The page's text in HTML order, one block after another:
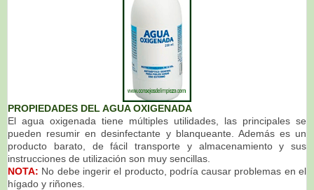
PROPIEDADES DEL AGUA OXIGENADA
El agua oxigenada tiene múltiples utilidades, las principales se
pueden resumir en desinfectante y blanqueante. Además es un
producto barato, de fácil transporte y almacenamiento y sus
instrucciones de utilización son muy sencillas.
NOTA: No debe ingerir el producto, podría causar problemas en el
hígado y riñones.